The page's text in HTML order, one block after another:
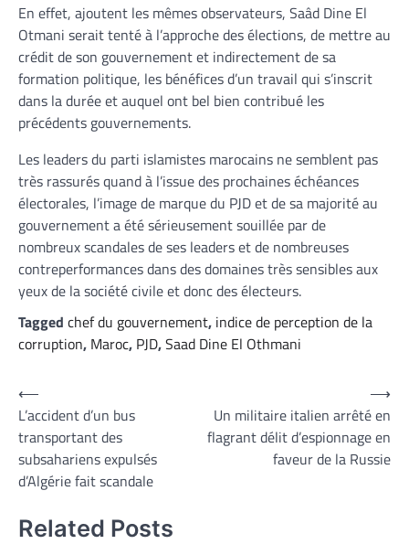
En effet, ajoutent les mêmes observateurs, Saâd Dine El
Otmani serait tenté à l’approche des élections, de mettre au
crédit de son gouvernement et indirectement de sa
formation politique, les bénéfices d’un travail qui s’inscrit
dans la durée et auquel ont bel bien contribué les
précédents gouvernements.
Les leaders du parti islamistes marocains ne semblent pas
très rassurés quand à l’issue des prochaines échéances
électorales, l’image de marque du PJD et de sa majorité au
gouvernement a été sérieusement souillée par de
nombreux scandales de ses leaders et de nombreuses
contreperformances dans des domaines très sensibles aux
yeux de la société civile et donc des électeurs.
Tagged chef du gouvernement, indice de perception de la
corruption, Maroc, PJD,Saad Dine El Othmani
Navigation
de
l’article
⟵
L’accident d’un bus
transportant des
subsahariens expulsés
d’Algérie fait scandale
Un militaire italien arrêté en
flagrant délit d’espionnage en
faveur de la Russie
⟶
Related Posts